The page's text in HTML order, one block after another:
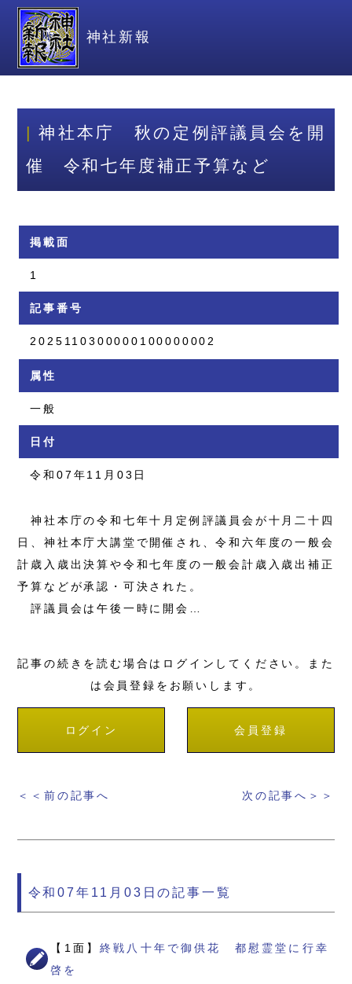
神社新報
神社本庁 秋の定例評議員会を開
催 令和七年度補正予算など
掲載面
1
記事番号
2025110300000100000002
属性
一般
日付
令和07年11月03日
神社本庁の令和七年十月定例評議員会が十月二十四
日、神社本庁大講堂で開催され、令和六年度の一般会
計歳入歳出決算や令和七年度の一般会計歳入歳出補正
予算などが承認・可決された。
評議員会は午後一時に開会…
記事の続きを読む場合はログインしてください。また
は会員登録をお願いします。
ログイン 会員登録
＜＜前の記事へ 次の記事へ＞＞
令和07年11月03日の記事一覧
【1面】終戦八十年で御供花 都慰霊堂に行幸
啓を